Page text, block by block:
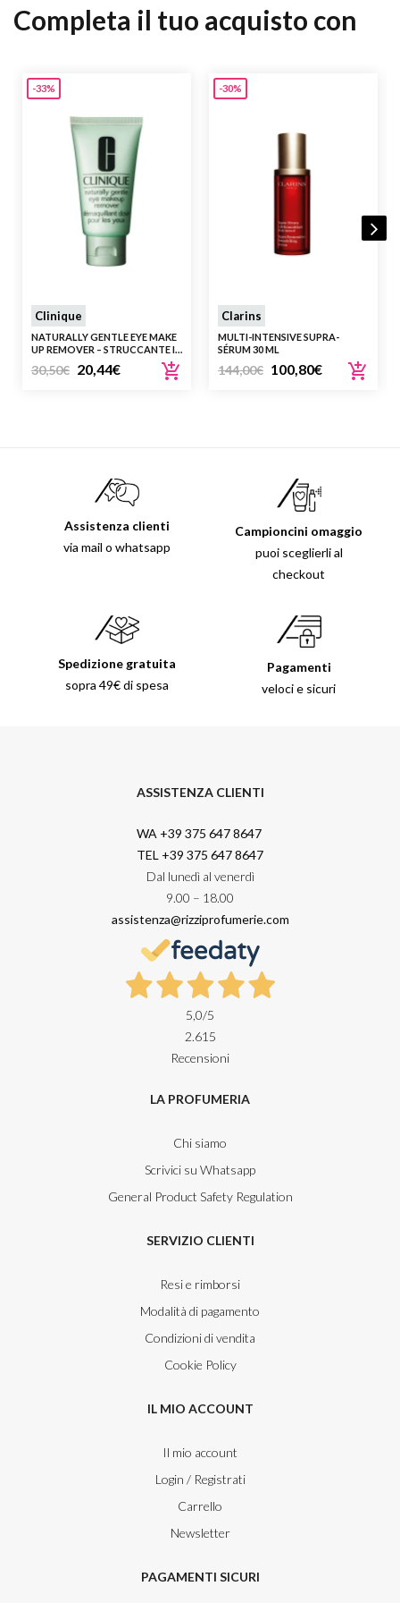
Completa il tuo acquisto con
-33%
Clinique
NATURALLY GENTLE EYE MAKE
UP REMOVER – STRUCCANTE IN
CREMA PER OCCHI SENSIBILI
30,50€ 20,44€
-30%
Clarins
MULTI-INTENSIVE SUPRA-
SÉRUM 30 ML
144,00€ 100,80€
Assistenza clienti
via mail o whatsapp
Campioncini omaggio
puoi sceglierli al
checkout
Spedizione gratuita
sopra 49€ di spesa
Pagamenti
veloci e sicuri
ASSISTENZA CLIENTI
WA +39 375 647 8647
TEL +39 375 647 8647
Dal lunedì al venerdì
9.00 – 18.00
assistenza@rizziprofumerie.com
5,0/5
2.615
Recensioni
LA PROFUMERIA
Chi siamo
Scrivici su Whatsapp
General Product Safety Regulation
SERVIZIO CLIENTI
Resi e rimborsi
Modalità di pagamento
Condizioni di vendita
Cookie Policy
IL MIO ACCOUNT
Il mio account
Login / Registrati
Carrello
Newsletter
PAGAMENTI SICURI